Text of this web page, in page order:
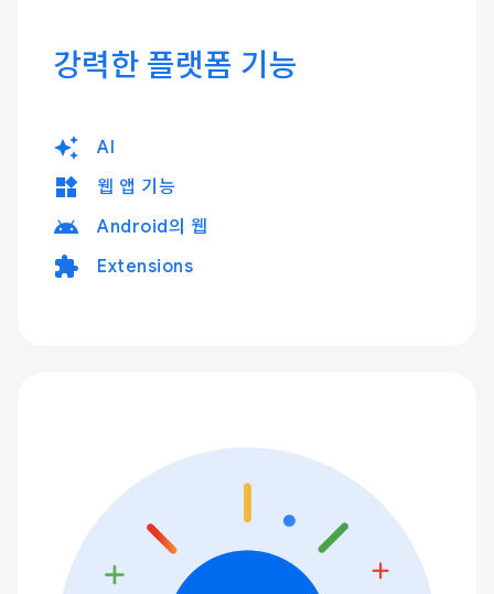
강력한 플랫폼 기능
auto_awesome AI
widgets 웹 앱 기능
android Android의 웹
extension Extensions